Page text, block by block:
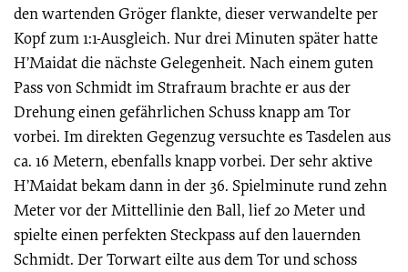
den wartenden Gröger flankte, dieser verwandelte per
Kopf zum 1:1-Ausgleich. Nur drei Minuten später hatte
H’Maidat die nächste Gelegenheit. Nach einem guten
Pass von Schmidt im Strafraum brachte er aus der
Drehung einen gefährlichen Schuss knapp am Tor
vorbei. Im direkten Gegenzug versuchte es Tasdelen aus
ca. 16 Metern, ebenfalls knapp vorbei. Der sehr aktive
H’Maidat bekam dann in der 36. Spielminute rund zehn
Meter vor der Mittellinie den Ball, lief 20 Meter und
spielte einen perfekten Steckpass auf den lauernden
Schmidt. Der Torwart eilte aus dem Tor und schoss